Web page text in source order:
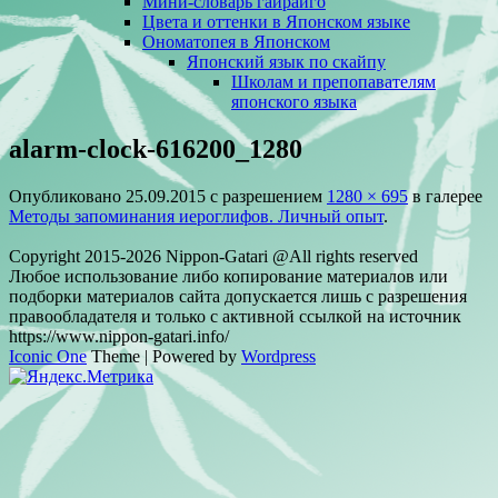
Цвета и оттенки в Японском языке
Ономатопея в Японском
Японский язык по скайпу
Школам и препопавателям
японского языка
alarm-clock-616200_1280
Опубликовано 25.09.2015 с разрешением 1280 × 695в галерее
Методы запоминания иероглифов. Личный опыт.
Copyright 2015-2026 Nippon-Gatari @All rights reserved
Любое использование либо копирование материалов или
подборки материалов сайта допускается лишь с разрешения
правообладателя и только с активной ссылкой на источник
https://www.nippon-gatari.info/
Iconic OneTheme | Powered by Wordpress